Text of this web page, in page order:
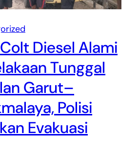
Diesel Alami
Tunggal
Garut–
Polisi
Evakuasi